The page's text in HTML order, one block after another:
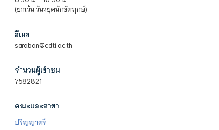
(ยกเว้น วันหยุดนักขัตฤกษ์)
อีเมล
saraban@cdti.ac.th
จำนวนผู้เข้าชม
7582821
คณะและสาขา
ปริญญาตรี